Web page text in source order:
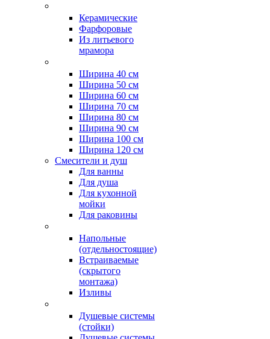
Керамические
Фарфоровые
Из литьевого
мрамора
Ширина 40 см
Ширина 50 см
Ширина 60 см
Ширина 70 см
Ширина 80 см
Ширина 90 см
Ширина 100 см
Ширина 120 см
Смесители и душ
Для ванны
Для душа
Для кухонной
мойки
Для раковины
Напольные
(отдельностоящие)
Встраиваемые
(скрытого
монтажа)
Изливы
Душевые системы
(стойки)